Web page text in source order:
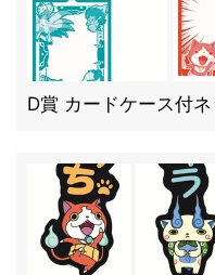
D賞 カードケース付